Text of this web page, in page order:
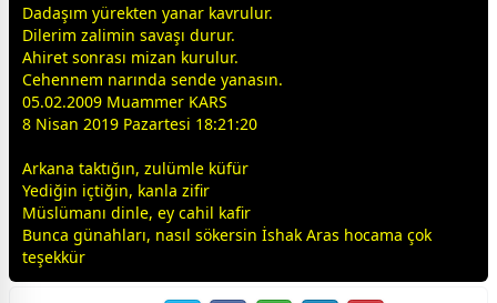
Dadaşım yürekten yanar kavrulur.
Dilerim zalimin savaşı durur.
Ahiret sonrası mizan kurulur.
Cehennem narında sende yanasın.
05.02.2009 Muammer KARS
8 Nisan 2019 Pazartesi 18:21:20
Arkana taktığın, zulümle küfür
Yediğin içtiğin, kanla zifir
Müslümanı dinle, ey cahil kafir
Bunca günahları, nasıl sökersin İshak Aras hocama çok
teşekkür